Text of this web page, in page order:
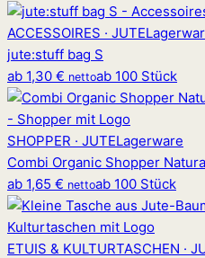
ACCESSOIRES · JUTE
jute:stuff bag S
ab 1,30 € nettoab 100 Stück
SHOPPER · JUTELagerware
Combi Organic Shopper
ab 1,65 € nettoab 100 Stück
ETUIS & KULTURTASCHEN ·